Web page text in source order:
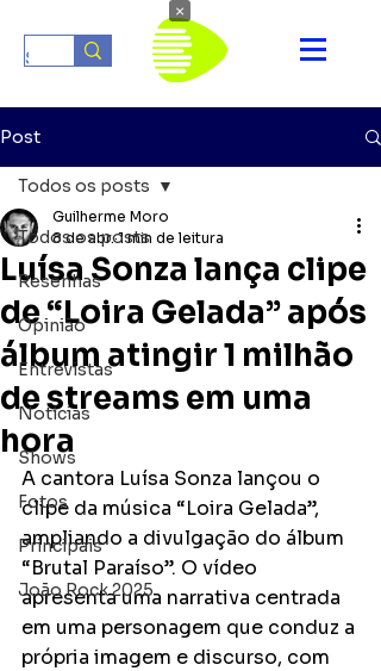
Post
Todos os posts
Resenhas
Opinião
Entrevistas
Notícias
Shows
Fotos
Principais
João Rock 2025
Todos os posts
Luísa Sonza lança clipe
de “Loira Gelada” após
álbum atingir 1 milhão
de streams em uma
hora
Guilherme Moro
8 de abr. 1 min de leitura
A cantora Luísa Sonza lançou o
clipe da música “Loira Gelada”,
ampliando a divulgação do álbum
“Brutal Paraíso”. O vídeo
apresenta uma narrativa centrada
em uma personagem que conduz a
própria imagem e discurso, com
×